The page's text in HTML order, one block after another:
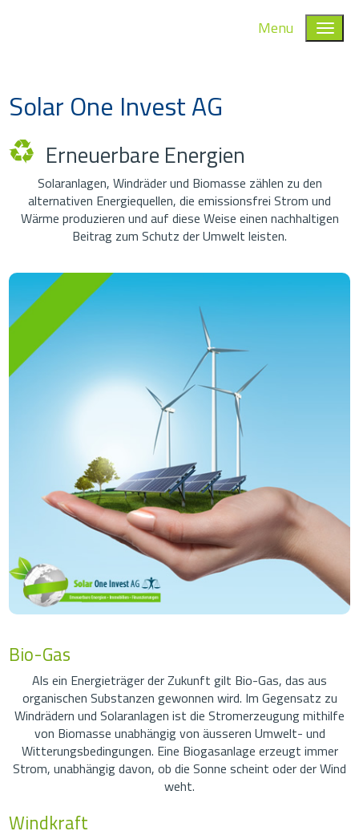
Menu
Solar One Invest AG
Erneuerbare Energien
Solaranlagen, Windräder und Biomasse zählen zu den
alternativen Energiequellen, die emissionsfrei Strom und
Wärme produzieren und auf diese Weise einen nachhaltigen
Beitrag zum Schutz der Umwelt leisten.
Bio-Gas
Als ein Energieträger der Zukunft gilt Bio-Gas, das aus
organischen Substanzen gewonnen wird. Im Gegensatz zu
Windrädern und Solaranlagen ist die Stromerzeugung mithilfe
von Biomasse unabhängig von äusseren Umwelt- und
Witterungsbedingungen. Eine Biogasanlage erzeugt immer
Strom, unabhängig davon, ob die Sonne scheint oder der Wind
weht.
Windkraft